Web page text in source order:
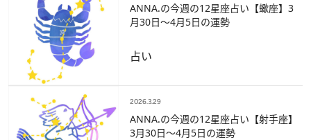
ANNA.の今週の12星座占い【蠍座】3
月30日～4月5日の運勢
占い
2026.3.29
ANNA.の今週の12星座占い【射手座】
3月30日～4月5日の運勢